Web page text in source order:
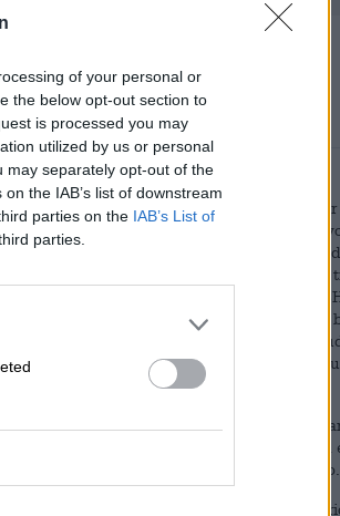
of your personal or
the below opt-out section to
is processed you may
utilized by us or personal
may separately opt-out of the
the IAB’s list of downstream
parties on the IAB’s List of
parties.
de los usuarios(0)
vive y respira cerveza. El néctar
y el último por la noche, su bebida
el trabajo, sino también durante las pausas
equipo elabora la cerveza más deliciosa día
en su ciudad natal cada año.
todo el mundo para mostrar sus creaciones,
innumerables profesionales, lo que a
una colaboración. Una colaboración es
de producir una cerveza conjunta.
Compañía Cervecera Hércules SA de CV
este año. El fruto de su
con lúpulos Citra, Eclipse y El Dorado.
dorado pálido, huele y sabe a cóctel